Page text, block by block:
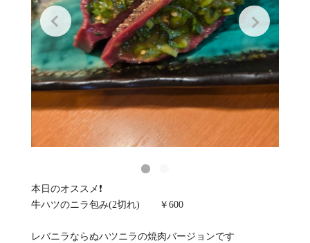
本日のオススメ❗
牛ハツのニラ包み(2切れ) ￥600
レバニラならぬハツニラの焼肉バージョンです